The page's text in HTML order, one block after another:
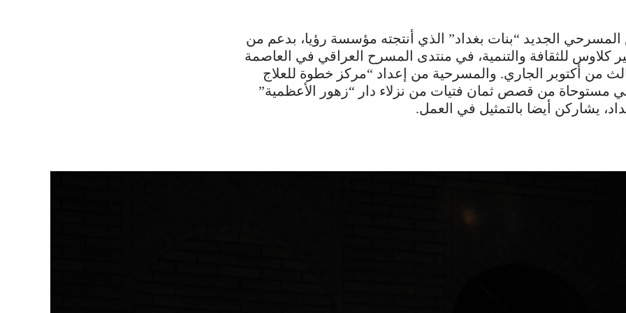
المسرحي الجديد “بنات بغداد” الذي أنتجته مؤسسة رؤيا، بدعم من
كلاوس للثقافة والتنمية، في منتدى المسرح العراقي في العاصمة
من أكتوبر الجاري. والمسرحية من إعداد “مركز خطوة للعلاج
مستوحاة من قصص ثمان فتيات من نزلاء دار “زهور الأعظمية”
يشاركن أيضا بالتمثيل في العمل.